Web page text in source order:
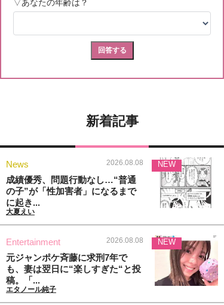
新着記事
News 2026.08.08
成績優秀、問題行動なし…“普通
の子”が「性加害者」になるまで
に起き...
大夏えい
NEW
Entertainment 2026.08.08
元ジャンポケ斉藤に求刑7年で
も、妻は翌日に“楽しすぎた“と投
稿。「...
エタノール純子
NEW